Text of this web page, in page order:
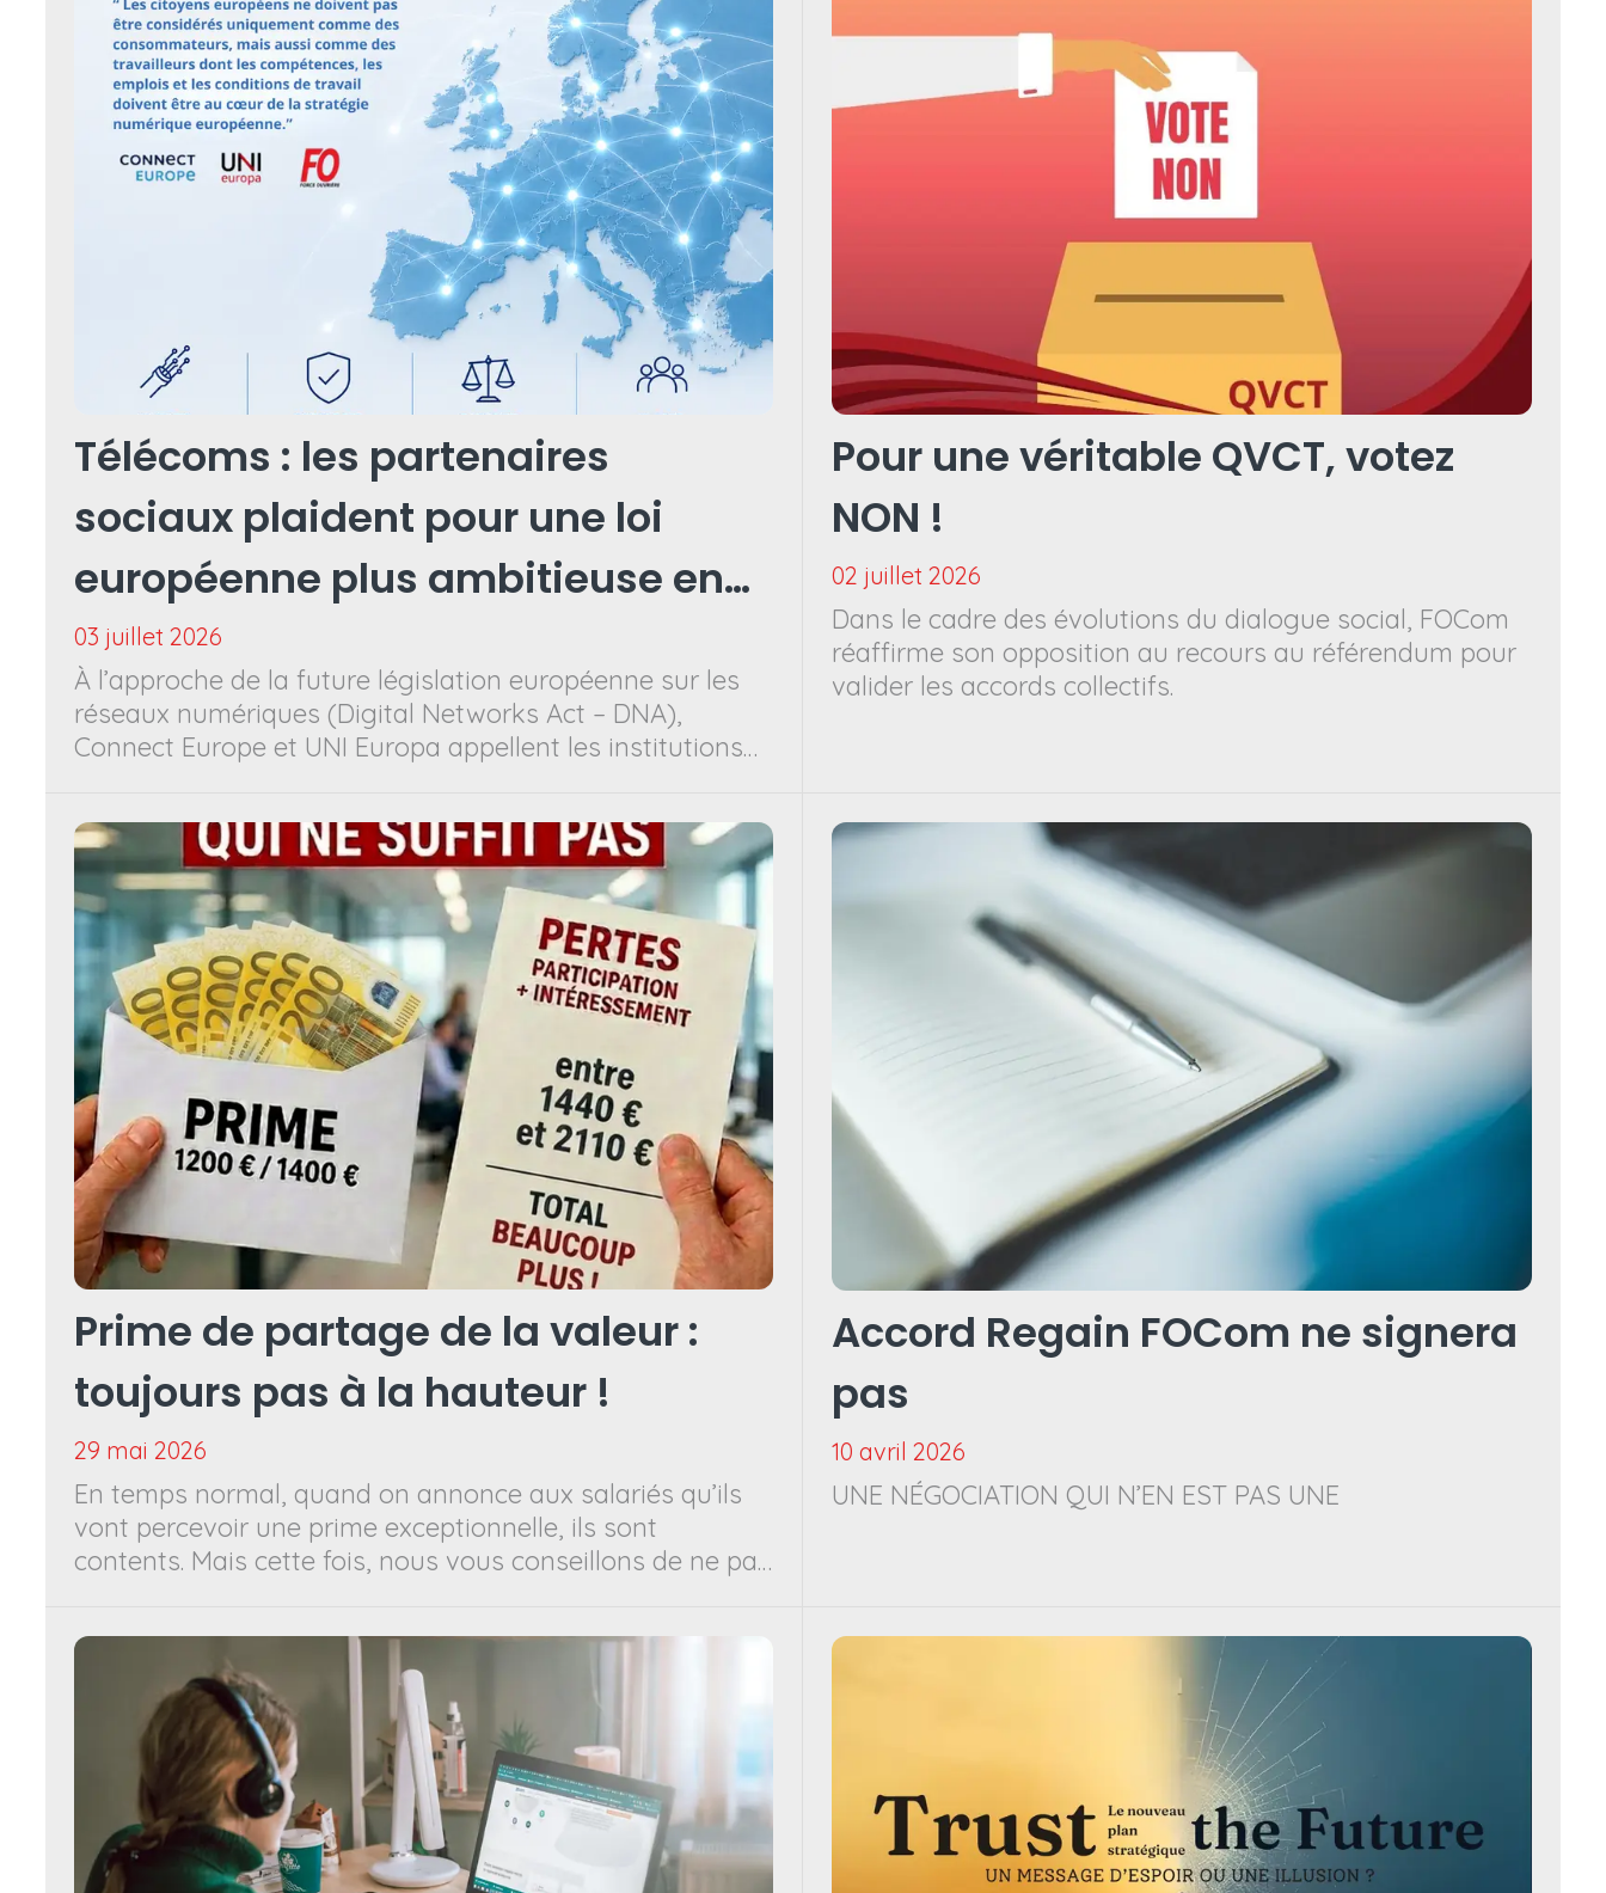
Télécoms : les partenaires
sociaux plaident pour une loi
européenne plus ambitieuse en
faveur de l’investissement, de
l’emploi et de la souveraineté
numérique
03 juillet 2026
À l’approche de la future législation européenne sur les
réseaux numériques (Digital Networks Act – DNA),
Connect Europe et UNI Europa appellent les institutions
partenaires sociaux rappellent que les réseaux de
télécommunications constituent une infrastructure
stratégique indispensable à la compétitivité, à
l’innovation, aux services publics et à la transition
numérique de l’Europe.
Pour une véritable QVCT, votez
NON !
02 juillet 2026
Dans le cadre des évolutions du dialogue social, FOCom
réaffirme son opposition au recours au référendum pour
valider les accords collectifs.
Prime de partage de la valeur :
toujours pas à la hauteur !
29 mai 2026
En temps normal, quand on annonce aux salariés qu’ils
vont percevoir une prime exceptionnelle, ils sont
contents. Mais cette fois, nous vous conseillons de ne pas
Accord Regain FOCom ne signera
pas
10 avril 2026
UNE NÉGOCIATION QUI N’EN EST PAS UNE